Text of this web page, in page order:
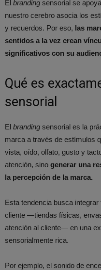
El branding sensorial se
nuestro cerebro asocia los
y recuerdos. Por eso, las
sentidos a la vez crean
significativos con su
Qué es
sensorial
El branding sensorial es la
marca a través de estímulos
vista, oído, olfato, gusto y
atención, sino generar una
la percepción de la marca.
Esta tendencia busca
cliente —tiendas físicas,
atención al cliente— en una
sensorialmente rica.
Por ejemplo, el sonido de